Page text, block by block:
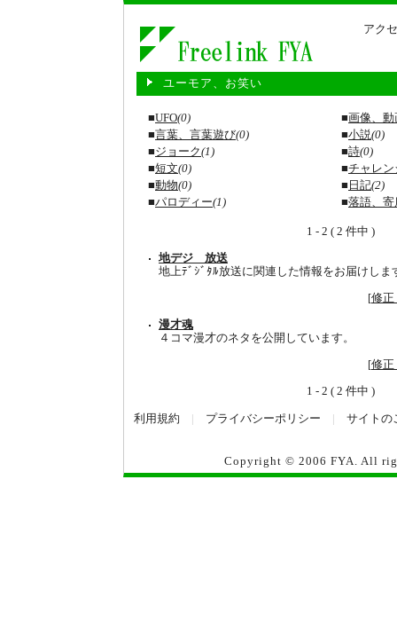
アク
ユーモア、お笑い
■UFO(0) ■画像、動
■言葉、言葉遊び(0) ■小説(0)
■ジョーク(1) ■詩(0)
■短文(0) ■チャレン
■動物(0) ■ 日記(2)
■パロディー(1) ■落語、寄
1 - 2 ( 2 件中 )
地デジ 放送
地上ﾃﾞｼﾞﾀﾙ放送に関連した情報をお届けしま
[修正
漫才魂
４コマ漫才のネタを公開しています。
[修正
1 - 2 ( 2 件中 )
利用規約 プライバシーポリシー サイトの
Copyright © 2006 FYA. All